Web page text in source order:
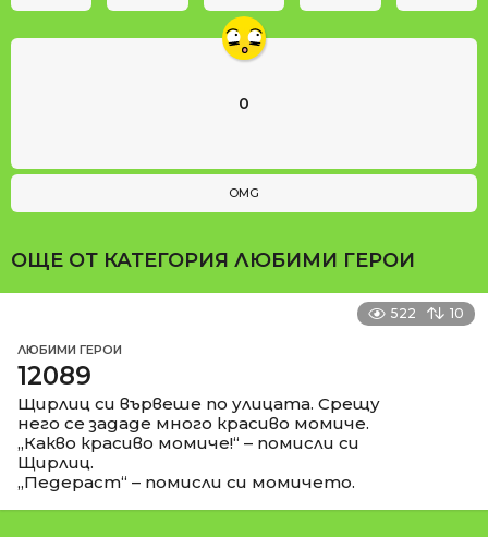
0
OMG
ОЩЕ ОТ КАТЕГОРИЯ ЛЮБИМИ ГЕРОИ
522 10
ЛЮБИМИ ГЕРОИ
12089
Щирлиц си вървеше по улицата. Срещу
него се зададе много красиво момиче.
„Какво красиво момиче!“ – помисли си
Щирлиц.
„Педераст“ – помисли си момичето.